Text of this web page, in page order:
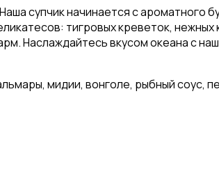
супчик начинается с
тигровых креветок,
Наслаждайтесь вкусом океана с
мидии, вонголе, рыбный соус,